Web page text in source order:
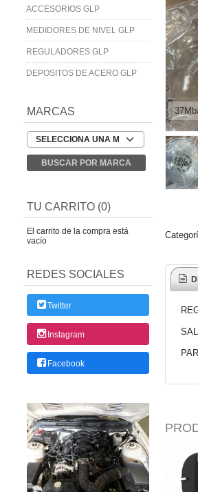
ACCESORIOS GLP
MEDIDORES DE NIVEL GLP
REGULADORES GLP
DEPOSITOS DE ACERO GLP
MARCAS
TU CARRITO (0)
El carrito de la compra está
vacío
REDES SOCIALES
Twitter
Instagram
Facebook